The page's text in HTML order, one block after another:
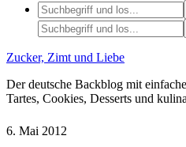
Zucker, Zimt und Liebe
Der deutsche Backblog mit
Tartes, Cookies, Desserts und
6. Mai 2012